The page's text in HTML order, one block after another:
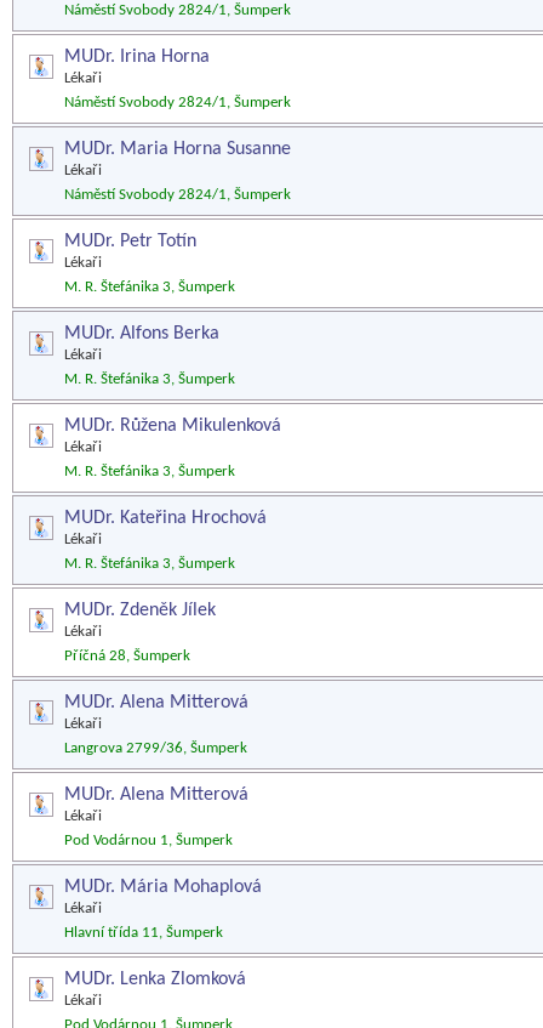
Náměstí Svobody 2824/1, Šumperk
MUDr. Irina Horna
Lékaři
Náměstí Svobody 2824/1, Šumperk
MUDr. Maria Horna Susanne
Lékaři
Náměstí Svobody 2824/1, Šumperk
MUDr. Petr Totín
Lékaři
M. R. Štefánika 3, Šumperk
MUDr. Alfons Berka
Lékaři
M. R. Štefánika 3, Šumperk
MUDr. Růžena Mikulenková
Lékaři
M. R. Štefánika 3, Šumperk
MUDr. Kateřina Hrochová
Lékaři
M. R. Štefánika 3, Šumperk
MUDr. Zdeněk Jílek
Lékaři
Příčná 28, Šumperk
MUDr. Alena Mitterová
Lékaři
Langrova 2799/36, Šumperk
MUDr. Alena Mitterová
Lékaři
Pod Vodárnou 1, Šumperk
MUDr. Mária Mohaplová
Lékaři
Hlavní třída 11, Šumperk
MUDr. Lenka Zlomková
Lékaři